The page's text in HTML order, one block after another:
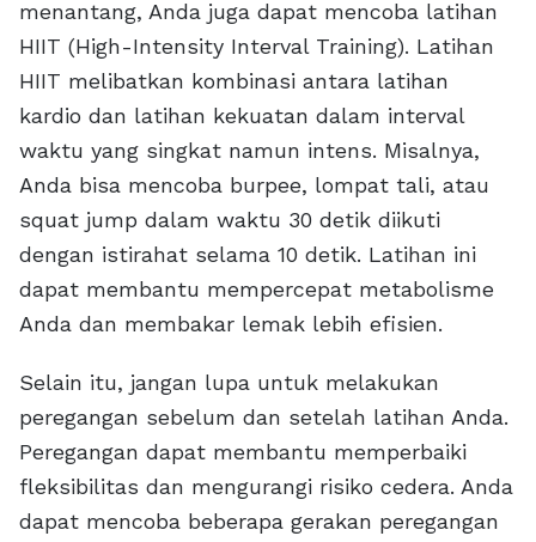
menantang, Anda juga dapat mencoba latihan
HIIT (High-Intensity Interval Training). Latihan
HIIT melibatkan kombinasi antara latihan
kardio dan latihan kekuatan dalam interval
waktu yang singkat namun intens. Misalnya,
Anda bisa mencoba burpee, lompat tali, atau
squat jump dalam waktu 30 detik diikuti
dengan istirahat selama 10 detik. Latihan ini
dapat membantu mempercepat metabolisme
Anda dan membakar lemak lebih efisien.
Selain itu, jangan lupa untuk melakukan
peregangan sebelum dan setelah latihan Anda.
Peregangan dapat membantu memperbaiki
fleksibilitas dan mengurangi risiko cedera. Anda
dapat mencoba beberapa gerakan peregangan